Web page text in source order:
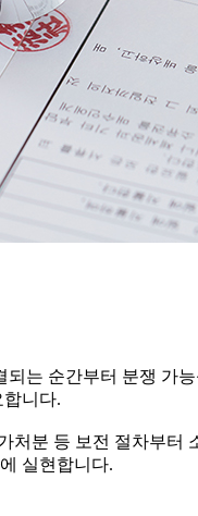
는 순간부터 분쟁 가
니다.
분 등 보전 절차부
실현합니다.